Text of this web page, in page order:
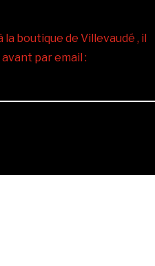
boutique de Villevaudé , il
par email :